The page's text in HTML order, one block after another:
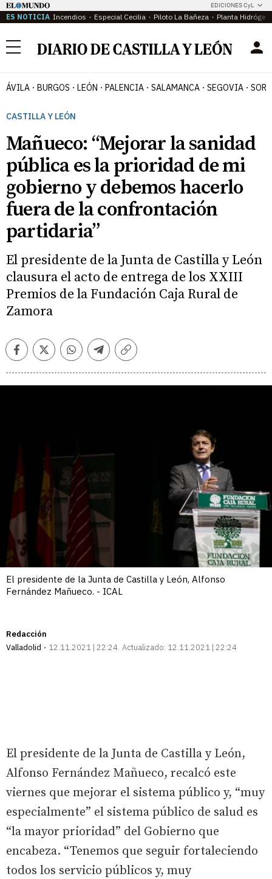
EDICIONES CyL
ES NOTICIA Incendios Especial Cecilia Piloto La Bañeza Planta
Menú
ÁVILA BURGOS LEÓN PALENCIA SALAMANCA SEGOVIA
CASTILLA Y LEÓN
Mañueco: “Mejorar la sanidad
pública es la prioridad de mi
gobierno y debemos hacerlo
fuera de la confrontación
partidaria”
El presidente de la Junta de Castilla y León
clausura el acto de entrega de los XXIII
Premios de la Fundación Caja Rural de
Zamora
FacebookTwitterWhatsappTelegramCopiar
El presidente de la Junta de Castilla y León, Alfonso
Fernández Mañueco. - ICAL
Redacción
Valladolid
12.11.2021 | 22:24 Actualizado: 12.11.2021 | 22:24
El presidente de la Junta de Castilla y León,
Alfonso Fernández Mañueco, recalcó este
viernes que mejorar el sistema público y, “muy
especialmente” el sistema público de salud es
“la mayor prioridad” del Gobierno que
encabeza. “Tenemos que seguir fortaleciendo
todos los servicio públicos y, muy